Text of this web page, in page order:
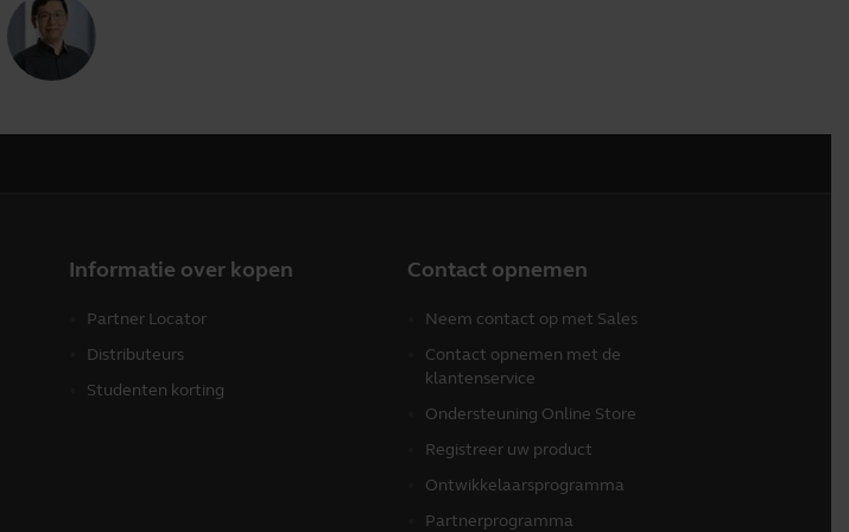
Informatie over kopen
Partner Locator
Distributeurs
Studenten korting
Contact opnemen
Neem contact op met Sales
Contact opnemen met de
klantenservice
Ondersteuning Online Store
Registreer uw product
Ontwikkelaarsprogramma
Partnerprogramma